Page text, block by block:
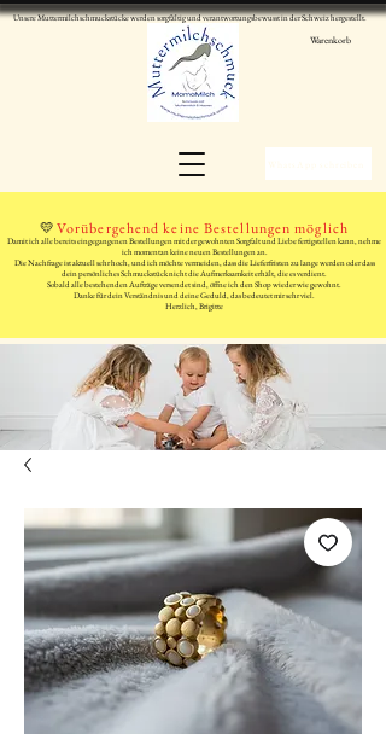
Unsere Muttermilchschmuckstücke werden sorgfältig und verantwortungsbewusst in der Schweiz hergestellt.
Warenkorb
💛Vorübergehend keine Bestellungen möglich
Damit ich alle bereits eingegangenen Bestellungen mit der gewohnten Sorgfalt und Liebe fertigstellen kann, nehme
ich momentan keine neuen Bestellungen an.
Die Nachfrage ist aktuell sehr hoch, und ich möchte vermeiden, dass die Lieferfristen zu lange werden oder dass
dein persönliches Schmuckstück nicht die Aufmerksamkeit erhält, die es verdient.
Sobald alle bestehenden Aufträge versendet sind, öffne ich den Shop wieder wie gewohnt.
Danke für dein Verständnis und deine Geduld, das bedeutet mir sehr viel.
Herzlich, Brigitte